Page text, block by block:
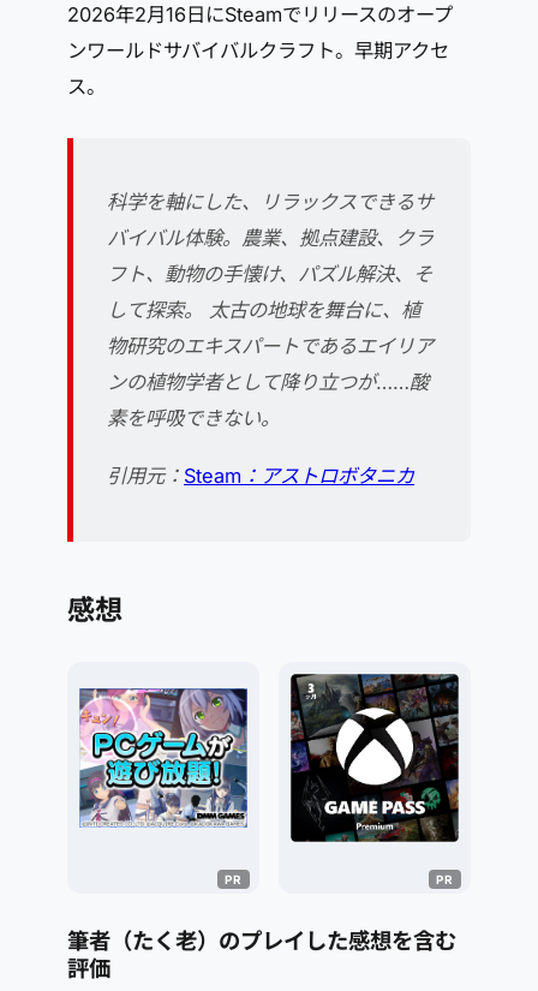
2026年2月16日にSteamでリリースのオープ
ンワールドサバイバルクラフト。早期アクセ
ス。
科学を軸にした、リラックスできるサ
バイバル体験。農業、拠点建設、クラ
フト、動物の手懐け、パズル解決、そ
して探索。 太古の地球を舞台に、植
物研究のエキスパートであるエイリア
ンの植物学者として降り立つが……酸
素を呼吸できない。
引用元： Steam：アストロボタニカ
感想
筆者（たく老）のプレイした感想を含む
評価